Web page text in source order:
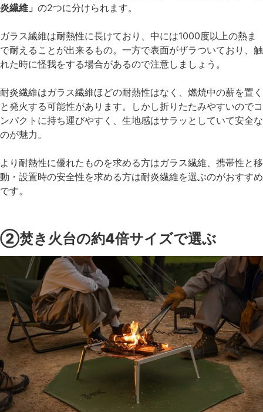
炎繊維」 の2つに分けられます。
ガラス繊維は耐熱性に長けており、中には1000度以上の熱ま
で耐えることが出来るもの。一方で表面がザラついており、触
れた時に怪我をする場合があるので注意しましょう。
耐炎繊維はガラス繊維ほどの耐熱性はなく、燃焼中の薪を置く
と発火する可能性があります。しかし折りたたみやすいのでコ
ンパクトに持ち運びやすく、生地感はサラッとしていて安全な
のが魅力。
より耐熱性に優れたものを求める方はガラス繊維、携帯性と移
動・設置時の安全性を求める方は耐炎繊維を選ぶのがおすすめ
です。
②焚き火台の約4倍サイズで選ぶ